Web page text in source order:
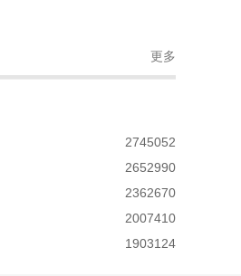
更多
2745052
2652990
2362670
2007410
1903124